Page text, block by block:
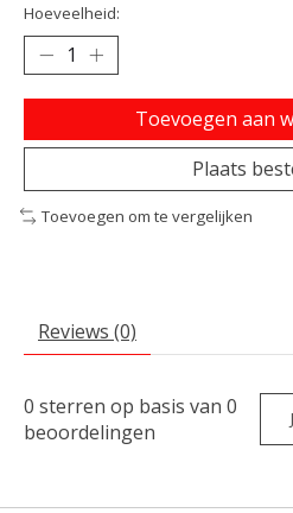
Hoeveelheid:
Toevoegen aan
Plaats
Toevoegen om te vergelijken
Reviews (0)
0 sterren op basis van 0
beoordelingen